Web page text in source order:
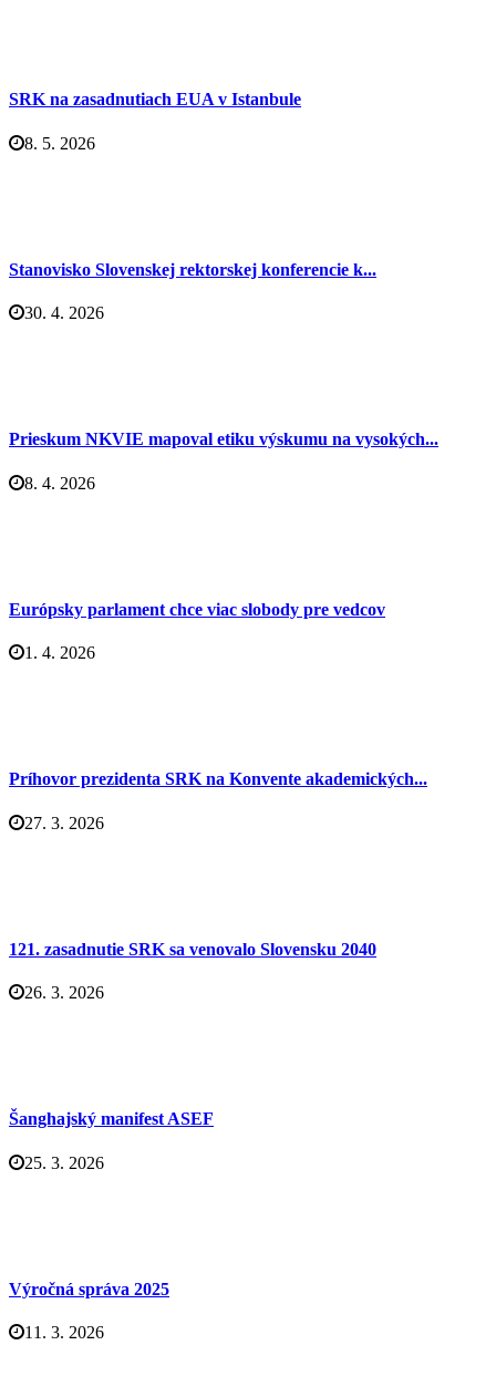
SRK na zasadnutiach EUA v Istanbule
8. 5. 2026
Stanovisko Slovenskej rektorskej konferencie k...
30. 4. 2026
Prieskum NKVIE mapoval etiku výskumu na vysokých...
8. 4. 2026
Európsky parlament chce viac slobody pre vedcov
1. 4. 2026
Príhovor prezidenta SRK na Konvente akademických...
27. 3. 2026
121. zasadnutie SRK sa venovalo Slovensku 2040
26. 3. 2026
Šanghajský manifest ASEF
25. 3. 2026
Výročná správa 2025
11. 3. 2026